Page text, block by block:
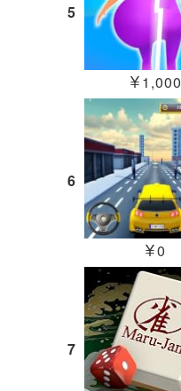
5
￥1,000
6
￥0
7